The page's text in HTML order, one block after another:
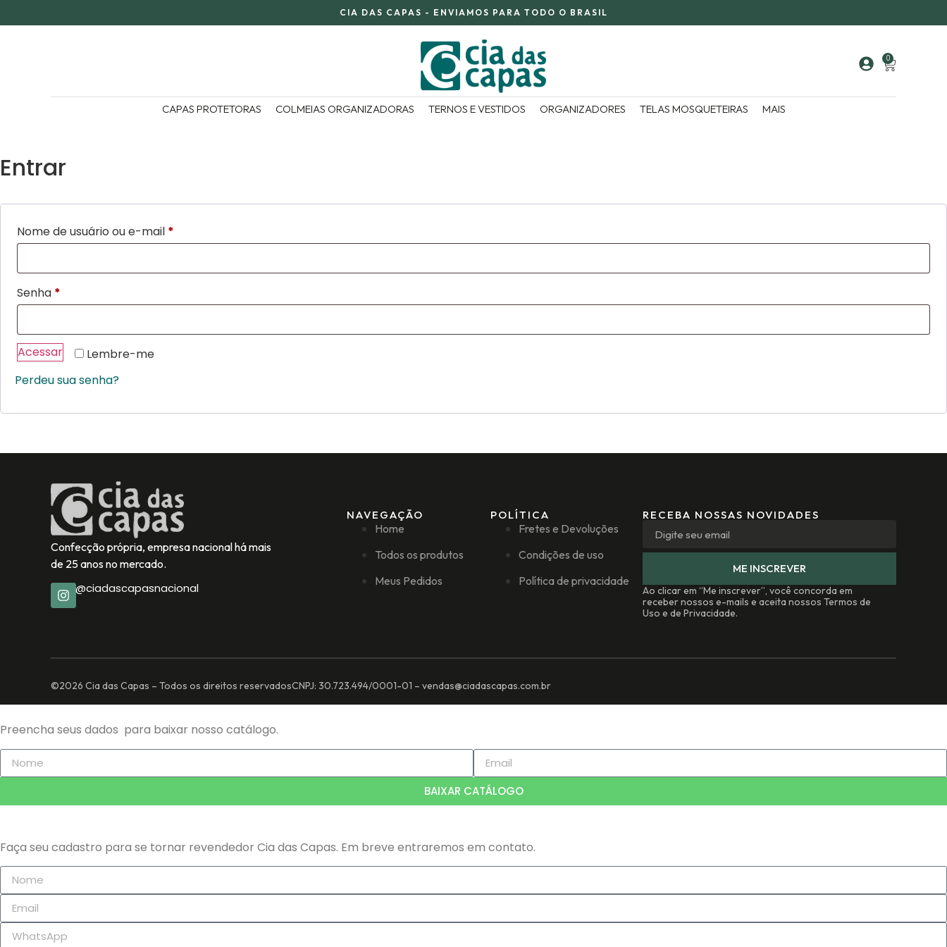
CIA DAS CAPAS - ENVIAMOS PARA TODO O BRASIL
0
CAPAS PROTETORAS COLMEIAS ORGANIZADORAS TERNOS E VESTIDOS ORGANIZADORES TELAS MOSQUETEIRAS MAIS
Entrar
Nome de usuário ou e-mail *
Senha *
Lembre-me
Acessar
Perdeu sua senha?
Confecção própria, empresa nacional há mais
de 25 anos no mercado.
@ciadascapasnacional
NAVEGAÇÃO
Home
Todos os produtos
Meus Pedidos
POLÍTICA
Fretes e Devoluções
Condições de uso
Política de privacidade
RECEBA NOSSAS NOVIDADES
ME INSCREVER
Ao clicar em “Me inscrever”, você concorda em
receber nossos e-mails e aceita nossos Termos de
Uso e de Privacidade.
©2026 Cia das Capas – Todos os direitos reservadosCNPJ: 30.723.494/0001-01 – vendas@ciadascapas.com.br
Preencha seus dados para baixar nosso catálogo.
BAIXAR CATÁLOGO
Faça seu cadastro para se tornar revendedor Cia das Capas. Em breve entraremos em contato.